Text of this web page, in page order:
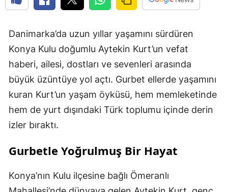
Danimarka’da uzun yıllar yaşamını sürdüren
Konya Kulu doğumlu Aytekin Kurt’un vefat
haberi, ailesi, dostları ve sevenleri arasında
büyük üzüntüye yol açtı. Gurbet ellerde yaşamını
kuran Kurt’un yaşam öyküsü, hem memleketinde
hem de yurt dışındaki Türk toplumu içinde derin
izler bıraktı.
Gurbetle Yoğrulmuş Bir Hayat
Konya’nın Kulu ilçesine bağlı Ömeranlı